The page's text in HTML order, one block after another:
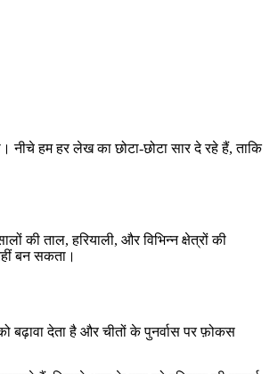
हम हर लेख का छोटा‑छोटा सार दे रहे हैं, ताकि
की ताल, हरियाली, और विभिन्न क्षेत्रों की
बन सकता।
बढ़ावा देता है और चीतों के पुनर्वास पर फ़ोकस